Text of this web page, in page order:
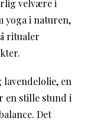
velvære i
yoga i naturen,
ritualer
en
en stille stund i
Det